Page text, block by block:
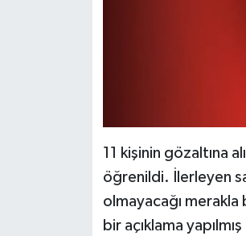
11 kişinin gözaltına
öğrenildi. İlerleyen
olmayacağı
bir açıklama